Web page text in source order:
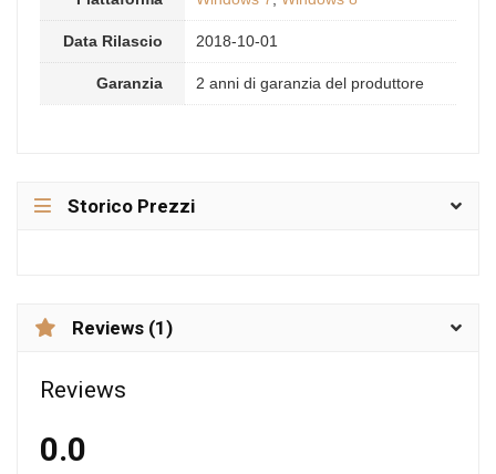
Data Rilascio 2018-10-01
Garanzia 2 anni di garanzia del produttore
Storico Prezzi
Reviews (1)
Reviews
0.0